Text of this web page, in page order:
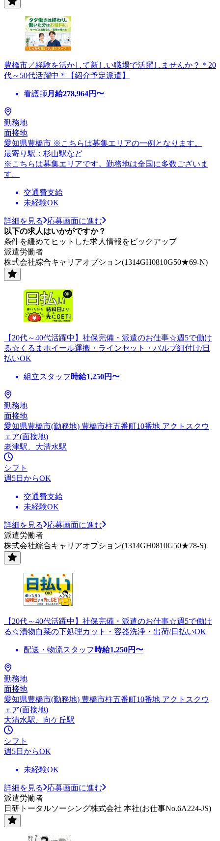
豊橋市／経験を活かして新しい職場で活躍しませんか？＊20
代～50代活躍中＊【紹介予定派遣】
看護師 月給278,964円〜
勤務地
面接地
愛知県豊橋市 ※こちらは募集エリアの一例となります。
最寄り駅：杉山駅など
※こちらは募集エリアです。勤務地は全国に多数ございま
す。
交通費支給
未経験OK
詳細を見る
応募画面に進む
以下の求人はいかがですか？
条件を緩めてヒットした求人情報をピックアップ
派遣労働者
株式会社綜合キャリアオプション(1314GH0810G50★69-N)
【20代～40代活躍中】社保完備・派遣のお仕事☆週5で働け
る☆くるまホイール運搬・ラインセット・バルブ組付け/日
払いOK
組立スタッフ 時給1,250円〜
勤務地
面接地
愛知県豊橋市(勤務地) 豊橋市柱五番町10番地 アクトスクウ
ェア(面接地)
老津駅、大清水駅
シフト
週5日からOK
交通費支給
未経験OK
詳細を見る
応募画面に進む
派遣労働者
株式会社綜合キャリアオプション(1314GH0810G50★78-S)
【20代～40代活躍中】社保完備・派遣のお仕事☆週5で働け
る☆漬物白菜の下処理カット・容器洗浄・出荷/日払いOK
配送・物流スタッフ 時給1,250円〜
勤務地
面接地
愛知県豊橋市(勤務地) 豊橋市柱五番町10番地 アクトスクウ
ェア(面接地)
大清水駅、向ケ丘駅
シフト
週5日からOK
未経験OK
詳細を見る
応募画面に進む
派遣労働者
日研トータルソーシング株式会社 本社(お仕事No.6A224-JS)